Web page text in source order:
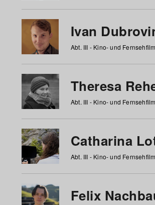
Ivan
Abt. III - Kino- und
Theresa
Abt. III - Kino- und
Catharina
Abt. III - Kino- und
Felix